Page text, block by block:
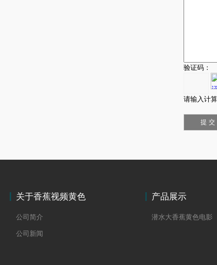
验证码：
请输入计
关于香蕉视频黄色
公司简介
公司新闻
产品展示
潜水大香蕉黄色电影